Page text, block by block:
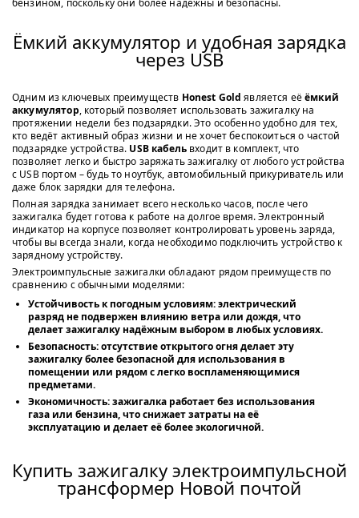
Ёмкий аккумулятор и удобная зарядка
через USB
Одним из ключевых преимуществ Honest Gold является еёёмкий
аккумулятор, который позволяет использовать зажигалку на
протяжении недели без подзарядки. Это особенно удобно для тех,
кто ведёт активный образ жизни и не хочет беспокоиться о частой
подзарядке устройства. USB кабельвходит в комплект, что
позволяет легко и быстро заряжать зажигалку от любого устройства
с USB портом – будь то ноутбук, автомобильный прикуриватель или
даже блок зарядки для телефона.
Полная зарядка занимает всего несколько часов, после чего
зажигалка будет готова к работе на долгое время. Электронный
индикатор на корпусе позволяет контролировать уровень заряда,
чтобы вы всегда знали, когда необходимо подключить устройство к
зарядному устройству.
Электроимпульсные зажигалки обладают рядом преимуществ по
сравнению с обычными моделями:
Устойчивость к погодным условиям: электрический
разряд не подвержен влиянию ветра или дождя, что
делает зажигалку надёжным выбором в любых условиях.
Безопасность: отсутствие открытого огня делает эту
зажигалку более безопасной для использования в
помещении или рядом с легко воспламеняющимися
предметами.
Экономичность: зажигалка работает без использования
газа или бензина, что снижает затраты на её
эксплуатацию и делает её более экологичной.
Купить зажигалку электроимпульсной
трансформер Новой почтой